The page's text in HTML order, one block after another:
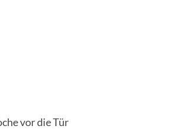
vor die Tür